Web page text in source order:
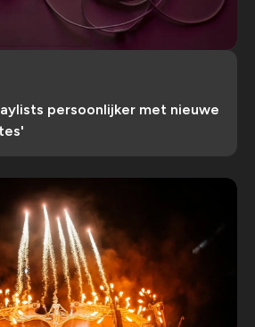
persoonlijker met nieuwe